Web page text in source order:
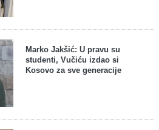
Marko Jakšić: U pravu su
studenti, Vučiću izdao si
Kosovo za sve generacije